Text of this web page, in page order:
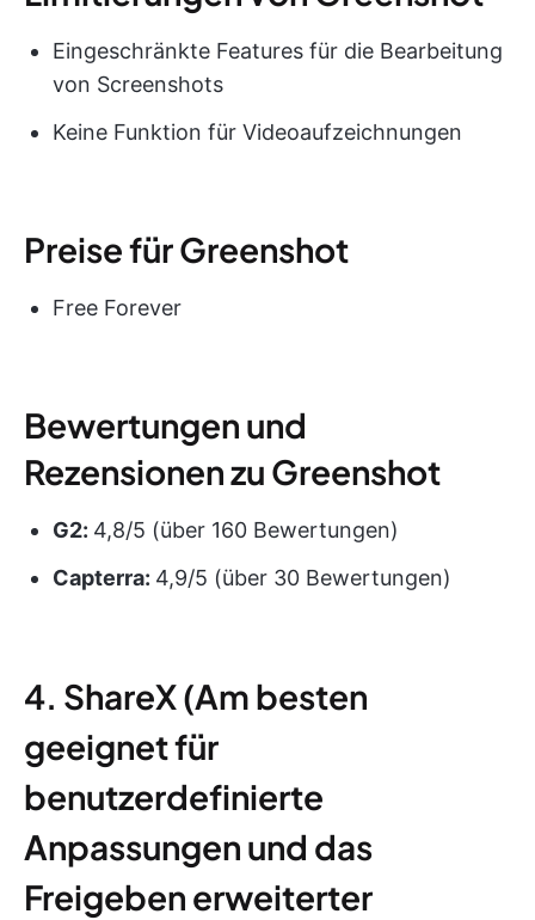
Eingeschränkte Features für die Bearbeitung
von Screenshots
Keine Funktion für Videoaufzeichnungen
Preise für Greenshot
Free Forever
Bewertungen und
Rezensionen zu Greenshot
G2: 4,8/5 (über 160 Bewertungen)
Capterra: 4,9/5 (über 30 Bewertungen)
4. ShareX (Am besten
geeignet für
benutzerdefinierte
Anpassungen und das
Freigeben erweiterter